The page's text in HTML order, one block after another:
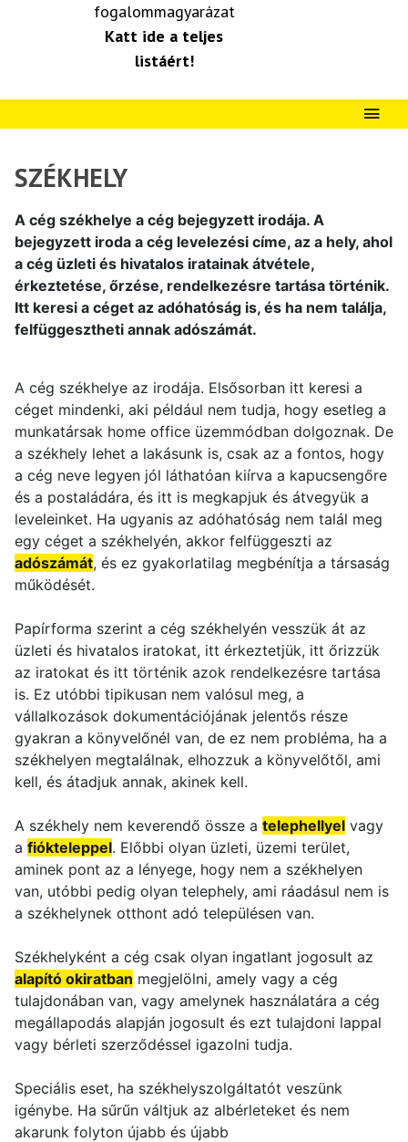
fogalommagyarázat
Katt ide a teljes
listáért!
SZÉKHELY
A cég székhelye a cég bejegyzett irodája. A
bejegyzett iroda a cég levelezési címe, az a hely, ahol
a cég üzleti és hivatalos iratainak átvétele,
érkeztetése, őrzése, rendelkezésre tartása történik.
Itt keresi a céget az adóhatóság is, és ha nem találja,
felfüggesztheti annak adószámát.
A cég székhelye az irodája. Elsősorban itt keresi a
céget mindenki, aki például nem tudja, hogy esetleg a
munkatársak home office üzemmódban dolgoznak. De
a székhely lehet a lakásunk is, csak az a fontos, hogy
a cég neve legyen jól láthatóan kiírva a kapucsengőre
és a postaládára, és itt is megkapjuk és átvegyük a
leveleinket. Ha ugyanis az adóhatóság nem talál meg
egy céget a székhelyén, akkor felfüggeszti az
adószámát, és ez gyakorlatilag megbénítja a társaság
működését.
Papírforma szerint a cég székhelyén vesszük át az
üzleti és hivatalos iratokat, itt érkeztetjük, itt őrizzük
az iratokat és itt történik azok rendelkezésre tartása
is. Ez utóbbi tipikusan nem valósul meg, a
vállalkozások dokumentációjának jelentős része
gyakran a könyvelőnél van, de ez nem probléma, ha a
székhelyen megtalálnak, elhozzuk a könyvelőtől, ami
kell, és átadjuk annak, akinek kell.
A székhely nem keverendő össze a telephellyel vagy
a fiókteleppel. Előbbi olyan üzleti, üzemi terület,
aminek pont az a lényege, hogy nem a székhelyen
van, utóbbi pedig olyan telephely, ami ráadásul nem is
a székhelynek otthont adó településen van.
Székhelyként a cég csak olyan ingatlant jogosult az
alapító okiratban megjelölni, amely vagy a cég
tulajdonában van, vagy amelynek használatára a cég
megállapodás alapján jogosult és ezt tulajdoni lappal
vagy bérleti szerződéssel igazolni tudja.
Speciális eset, ha székhelyszolgáltatót veszünk
igénybe. Ha sűrűn váltjuk az albérleteket és nem
akarunk folyton újabb és újabb